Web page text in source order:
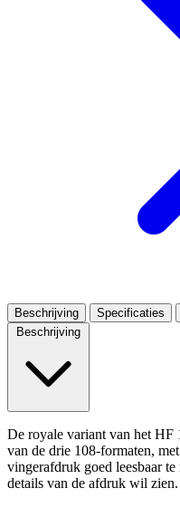
Beschrijving Specificaties
Beschrijving
De royale variant van het HF
van de drie 108-formaten,
vingerafdruk goed leesbaar
details van de afdruk wil zien.